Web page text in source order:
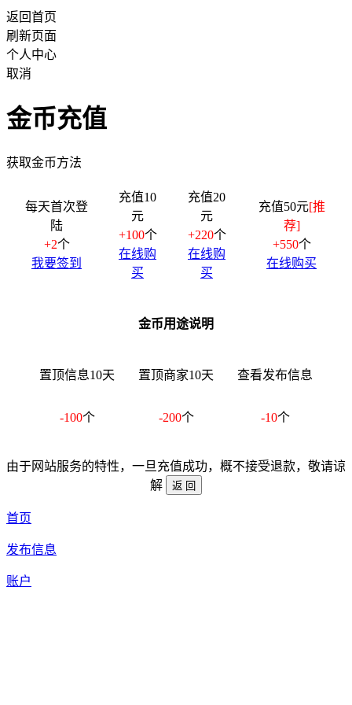
返回首页
刷新页面
个人中心
取消
金币充值
获取金币方法
每天首次登
陆
+2个
我要签到
充值10
元
+100个
在线购
买
充值20
元
+220个
在线购
买
充值50元[推
荐]
+550个
在线购买
金币用途说明
置顶信息10天 置顶商家10天 查看发布信息
-100个 -200个 -10个
由于网站服务的特性，一旦充值成功，概不接受退款，敬请谅
解
首页
发布信息
账户